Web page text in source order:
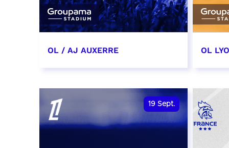
OL / AJ AUXERRE
RÉSERVER
OL
19 Sept.